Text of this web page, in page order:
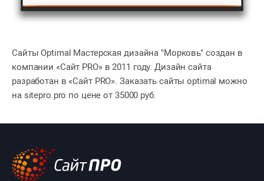
Сайты Optimal Мастерская дизайна "Морковь" создан в
компании «Сайт PRO» в 2011 году. Дизайн сайта
разработан в «Сайт PRO». Заказать сайты optimal можно
на sitepro.pro по цене от 35000 руб.